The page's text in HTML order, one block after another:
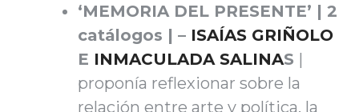
‘MEMORIA DEL PRESENTE’ | 2
catálogos | – ISAÍAS GRIÑOLO
E INMACULADA SALINAS |
proponía reflexionar sobre la
relación entre arte y política, la